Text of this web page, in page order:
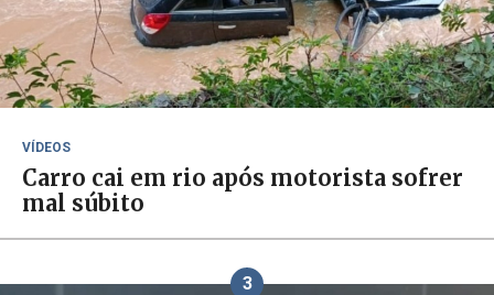
VÍDEOS
Carro cai em rio após motorista sofrer
mal súbito
3